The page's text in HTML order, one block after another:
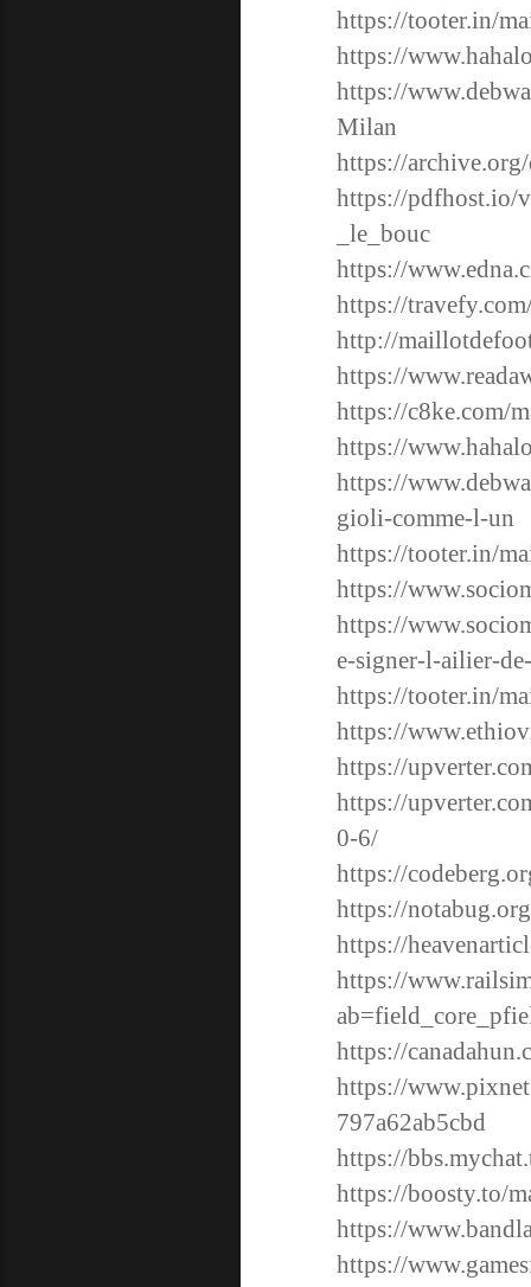
https://tooter.in/
https://
https://
Milan
https://
https://pdfhost.io/
_le_bouc
https://
https://
http://
https://
https://c8ke.com/
https://
https://
gioli-comme-l-un
https://tooter.in/
https://
https://
e-signer-l-ailier-
https://tooter.in/
https://
https://
https://
0-6/
https://
https://
https://
https://
https://
https://
797a62ab5cbd
https://
https://boosty.to/
https://
https://